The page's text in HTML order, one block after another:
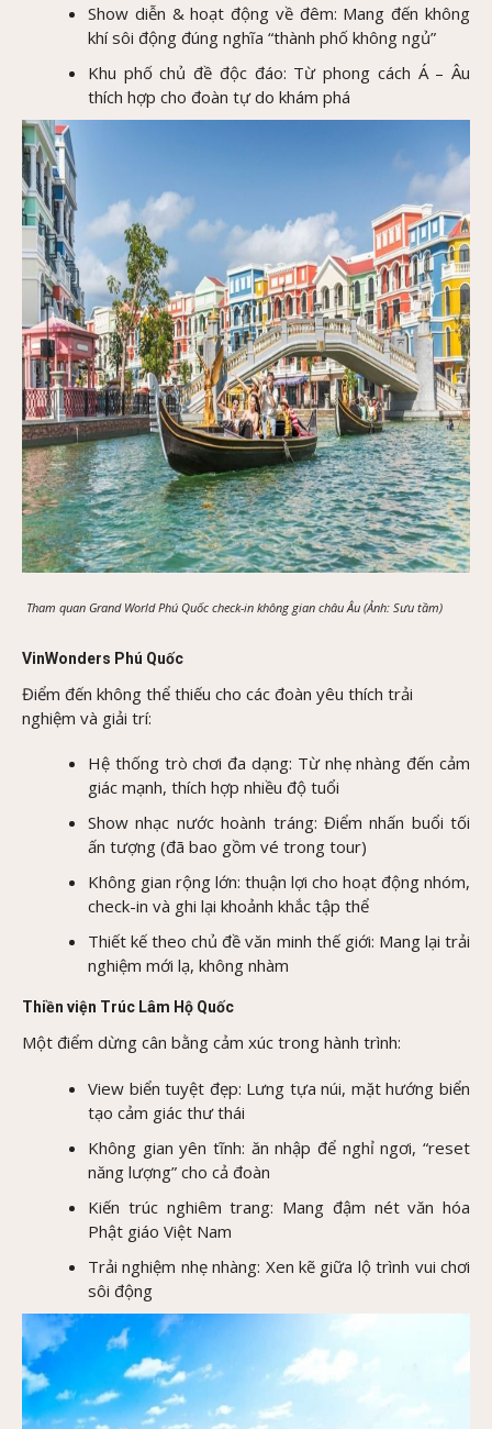
Show diễn & hoạt động về đêm: Mang đến không
khí sôi động đúng nghĩa “thành phố không ngủ”
Khu phố chủ đề độc đáo: Từ phong cách Á – Âu
thích hợp cho đoàn tự do khám phá
Tham quan Grand World Phú Quốc check-in không gian châu Âu (Ảnh: Sưu tầm)
VinWonders Phú Quốc
Điểm đến không thể thiếu cho các đoàn yêu thích trải
nghiệm và giải trí:
Hệ thống trò chơi đa dạng: Từ nhẹ nhàng đến cảm
giác mạnh, thích hợp nhiều độ tuổi
Show nhạc nước hoành tráng: Điểm nhấn buổi tối
ấn tượng (đã bao gồm vé trong tour)
Không gian rộng lớn: thuận lợi cho hoạt động nhóm,
check-in và ghi lại khoảnh khắc tập thể
Thiết kế theo chủ đề văn minh thế giới: Mang lại trải
nghiệm mới lạ, không nhàm
Thiền viện Trúc Lâm Hộ Quốc
Một điểm dừng cân bằng cảm xúc trong hành trình:
View biển tuyệt đẹp: Lưng tựa núi, mặt hướng biển
tạo cảm giác thư thái
Không gian yên tĩnh: ăn nhập để nghỉ ngơi, “reset
năng lượng” cho cả đoàn
Kiến trúc nghiêm trang: Mang đậm nét văn hóa
Phật giáo Việt Nam
Trải nghiệm nhẹ nhàng: Xen kẽ giữa lộ trình vui chơi
sôi động